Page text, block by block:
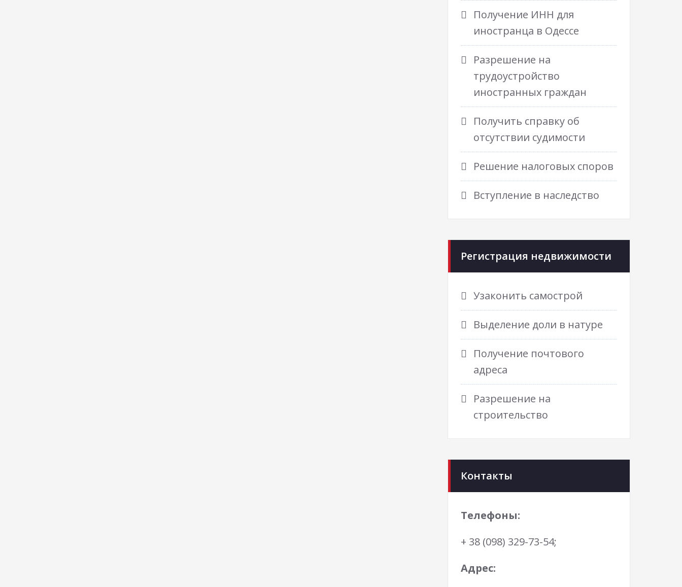
Получение ИНН для
иностранца в Одессе
Разрешение на
трудоустройство
иностранных граждан
Получить справку об
отсутствии судимости
Решение налоговых споров
Вступление в наследство
Регистрация недвижимости
Узаконить самострой
Выделение доли в натуре
Получение почтового
адреса
Разрешение на
строительство
Контакты
Телефоны:
+ 38 (098) 329-73-54;
Адрес: